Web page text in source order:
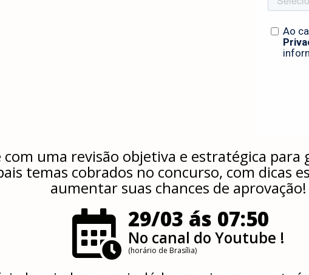
uma revisão objetiva e estratégica
temas cobrados no concurso, com dicas
aumentar suas chances de aprovação!
29/03 ás 07:50
No canal do Youtube !
(horário de Brasília)